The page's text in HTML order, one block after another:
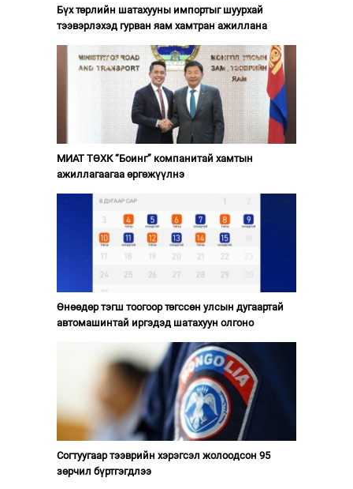
Бүх төрлийн шатахууны импортыг шуурхай
тээвэрлэхэд гурван яам хамтран ажиллана
МИАТ ТӨХК “Боинг” компанитай хамтын
ажиллагаагаа өргөжүүлнэ
Өнөөдөр тэгш тоогоор төгссөн улсын дугаартай
автомашинтай иргэдэд шатахуун олгоно
Согтуугаар тээврийн хэрэгсэл жолоодсон 95
зөрчил бүртгэгдлээ